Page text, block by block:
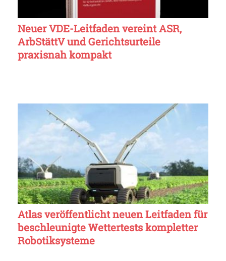
Neuer VDE-Leitfaden vereint ASR,
ArbStättV und Gerichtsurteile
praxisnah kompakt
Atlas veröffentlicht neuen Leitfaden für
beschleunigte Wettertests kompletter
Robotiksysteme